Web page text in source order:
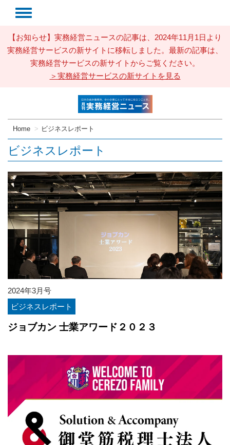
【お知らせ】実務経営ニュースの記事は、2024年11月1日より
実務経営サービスの新サイトに移転しました。最新の記事は、
実務経営サービスの新サイトからご覧ください。
＞実務経営サービスの新サイトを見る
Home ビジネスレポート
ビジネスレポート
2024年3月号
ビジネスレポート
ジョブカン 士業アワード２０２３